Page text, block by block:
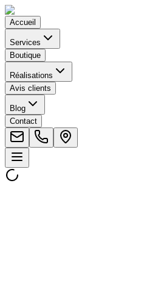
Accueil
Services
Boutique
Réalisations
Avis clients
Blog
Contact